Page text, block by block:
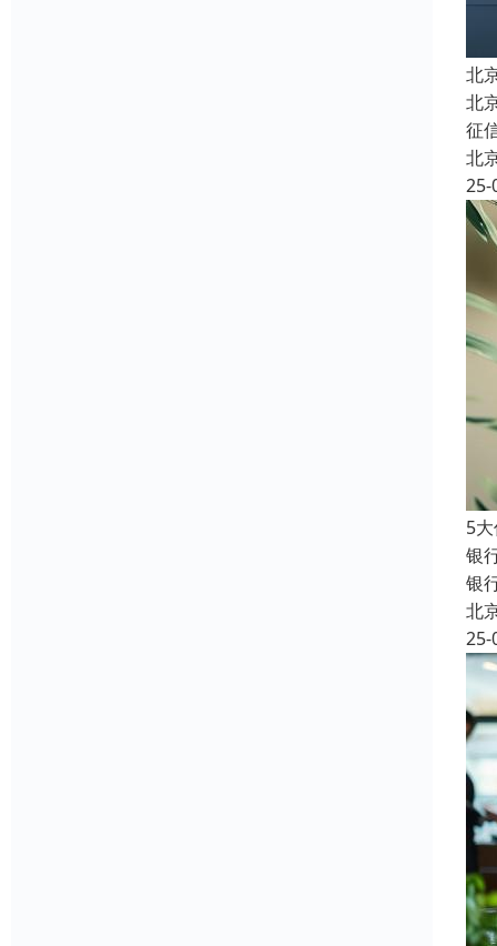
北
北
征
北
25-
5
银
银
北
25-